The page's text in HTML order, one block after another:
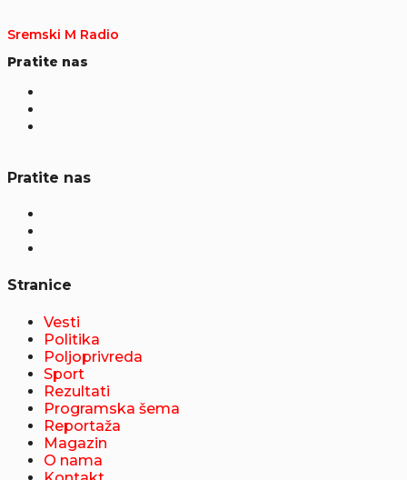
Sremski M Radio
Pratite nas
Pratite nas
Stranice
Vesti
Politika
Poljoprivreda
Sport
Rezultati
Programska šema
Reportaža
Magazin
O nama